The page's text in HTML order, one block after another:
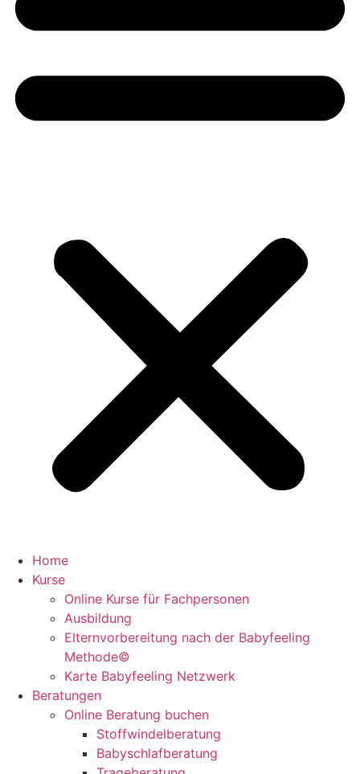
Home
Kurse
Online Kurse für Fachpersonen
Ausbildung
Elternvorbereitung nach der Babyfeeling
Methode©
Karte Babyfeeling Netzwerk
Beratungen
Online Beratung buchen
Stoffwindelberatung
Babyschlafberatung